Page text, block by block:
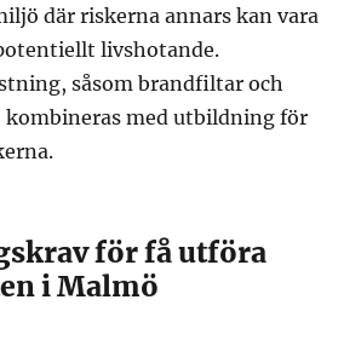
där riskerna annars kan vara
livshotande.
såsom brandfiltar och
kombineras med utbildning för
för få utföra
i Malmö